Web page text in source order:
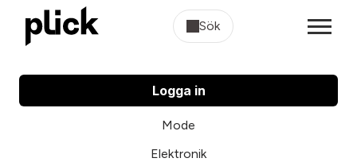
Sök
Logga in
Mode
Elektronik